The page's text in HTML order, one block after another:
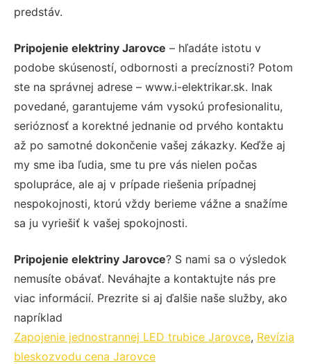
predstáv.
Pripojenie elektriny Jarovce – hľadáte istotu v
podobe skúseností, odbornosti a precíznosti? Potom
ste na správnej adrese – www.i-elektrikar.sk. Inak
povedané, garantujeme vám vysokú profesionalitu,
serióznosť a korektné jednanie od prvého kontaktu
až po samotné dokončenie vašej zákazky. Keďže aj
my sme iba ľudia, sme tu pre vás nielen počas
spolupráce, ale aj v prípade riešenia prípadnej
nespokojnosti, ktorú vždy berieme vážne a snažíme
sa ju vyriešiť k vašej spokojnosti.
Pripojenie elektriny Jarovce? S nami sa o výsledok
nemusíte obávať. Neváhajte a kontaktujte nás pre
viac informácií. Prezrite si aj ďalšie naše služby, ako
napríklad
Zapojenie jednostrannej LED trubice Jarovce, Revízia
bleskozvodu cena Jarovce